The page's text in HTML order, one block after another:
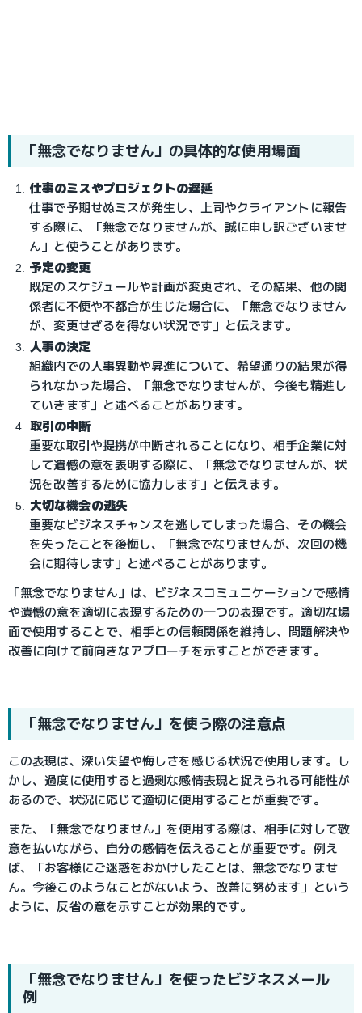
「無念でなりません」の具体的な使用場面
仕事のミスやプロジェクトの遅延
仕事で予期せぬミスが発生し、上司やクライアントに報告
する際に、「無念でなりませんが、誠に申し訳ございませ
ん」と使うことがあります。
予定の変更
既定のスケジュールや計画が変更され、その結果、他の関
係者に不便や不都合が生じた場合に、「無念でなりません
が、変更せざるを得ない状況です」と伝えます。
人事の決定
組織内での人事異動や昇進について、希望通りの結果が得
られなかった場合、「無念でなりませんが、今後も精進し
ていきます」と述べることがあります。
取引の中断
重要な取引や提携が中断されることになり、相手企業に対
して遺憾の意を表明する際に、「無念でなりませんが、状
況を改善するために協力します」と伝えます。
大切な機会の逃失
重要なビジネスチャンスを逃してしまった場合、その機会
を失ったことを後悔し、「無念でなりませんが、次回の機
会に期待します」と述べることがあります。
「無念でなりません」は、ビジネスコミュニケーションで感情
や遺憾の意を適切に表現するための一つの表現です。適切な場
面で使用することで、相手との信頼関係を維持し、問題解決や
改善に向けて前向きなアプローチを示すことができます。
「無念でなりません」を使う際の注意点
この表現は、深い失望や悔しさを感じる状況で使用します。し
かし、過度に使用すると過剰な感情表現と捉えられる可能性が
あるので、状況に応じて適切に使用することが重要です。
また、「無念でなりません」を使用する際は、相手に対して敬
意を払いながら、自分の感情を伝えることが重要です。例え
ば、「お客様にご迷惑をおかけしたことは、無念でなりませ
ん。今後このようなことがないよう、改善に努めます」という
ように、反省の意を示すことが効果的です。
「無念でなりません」を使ったビジネスメール
例